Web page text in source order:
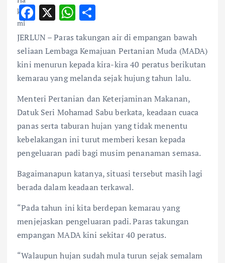
F
e
b
o
o
k
X W
h
at
s
A
p
p
ar
e
JERLUN – Paras takungan air di empangan bawah
seliaan Lembaga Kemajuan Pertanian Muda (MADA)
kini menurun kepada kira-kira 40 peratus berikutan
kemarau yang melanda sejak hujung tahun lalu.
Menteri Pertanian dan Keterjaminan Makanan,
Datuk Seri Mohamad Sabu berkata, keadaan cuaca
panas serta taburan hujan yang tidak menentu
kebelakangan ini turut memberi kesan kepada
pengeluaran padi bagi musim penanaman semasa.
Bagaimanapun katanya, situasi tersebut masih lagi
berada dalam keadaan terkawal.
“Pada tahun ini kita berdepan kemarau yang
menjejaskan pengeluaran padi. Paras takungan
empangan MADA kini sekitar 40 peratus.
“Walaupun hujan sudah mula turun sejak semalam